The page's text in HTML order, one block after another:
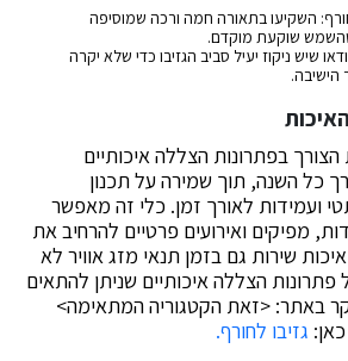
השקיעו בתאורה חמה ורכה שמוסיפה
שוקעת מוקדם.
שיש ניקוז יעיל סביב הגזיבו כדי שלא יקרה
הישיבה.
בפתרונות הצללה איכותיים
כל השנה, תוך שמירה על תכנון
ועמידות לאורך זמן. כלי זה מאפשר
מפיקים ואירועים פרטיים להרחיב את
שירות גם בזמן תנאי מזג אוויר לא
פתרונות הצללה איכותיים שניתן להתאים
באתר: <זאת הקטגוריה המתאימה>
גזיבו לחורף.